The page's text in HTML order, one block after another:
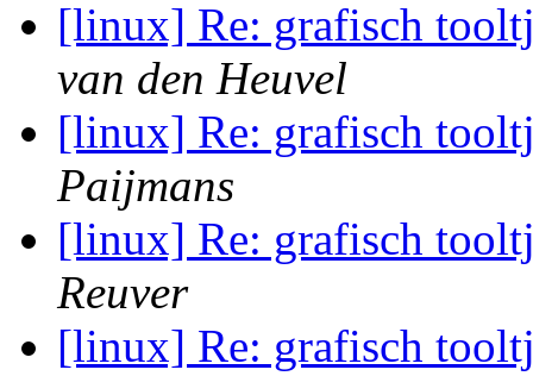
[linux] Re: grafisch
van den Heuvel
[linux] Re: grafisch
Paijmans
[linux] Re: grafisch
Reuver
[linux] Re: grafisch